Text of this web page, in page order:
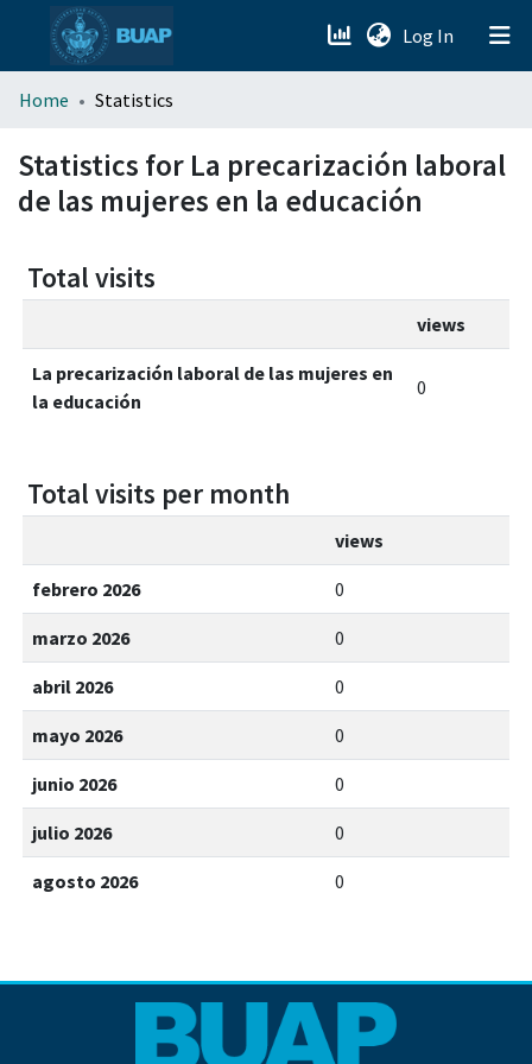
Log In (current)
menu.section.about_menu
All of DSpace
Home Statistics
Statistics for La precarización laboral
de las mujeres en la educación
Total visits
views
La precarización laboral de las mujeres en
la educación
0
Total visits per month
views
febrero 2026 0
marzo 2026 0
abril 2026 0
mayo 2026 0
junio 2026 0
julio 2026 0
agosto 2026 0